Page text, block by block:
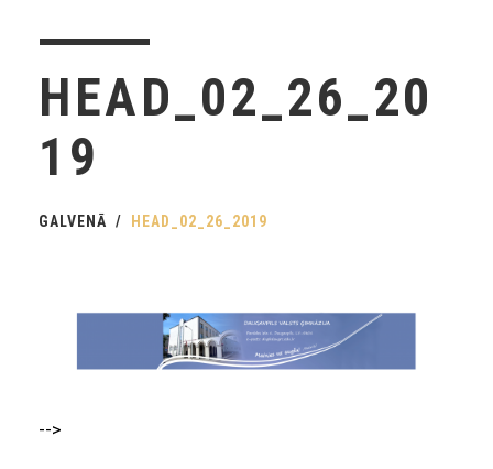
HEAD_02_26_20
19
GALVENĀ HEAD_02_26_2019
-->